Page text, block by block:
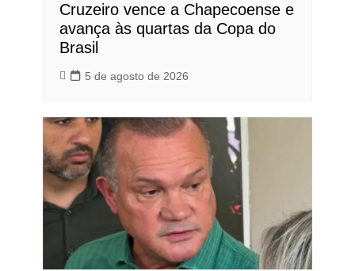
Cruzeiro vence a Chapecoense e
avança às quartas da Copa do
Brasil
5 de agosto de 2026